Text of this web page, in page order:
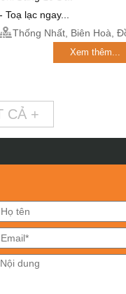
- Toạ lạc ngay...
Thống Nhất, Biên Hoà,
Xem thêm...
CẢ +